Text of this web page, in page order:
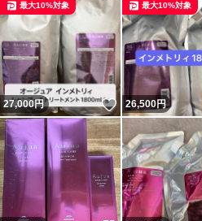
27,000円 いいね！
最大10%対象
26,500円
最大10%対象